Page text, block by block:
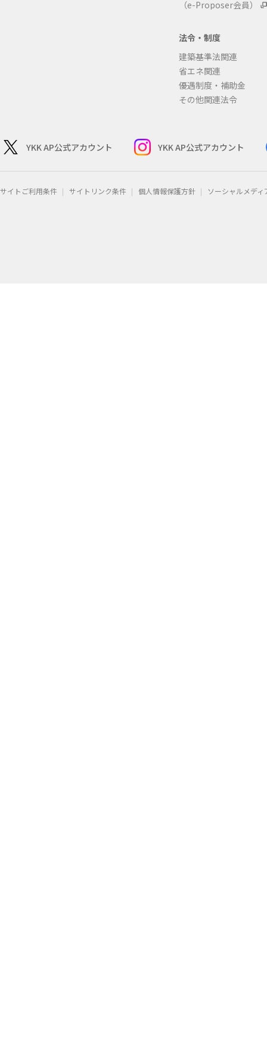
（e-Proposer会員）
法令・制度
建築基準法関連
省エネ関連
優遇制度・補助金
その他関連法令
YKK AP公式アカウント YKK AP公式アカウント
サイトご利用条件 サイトリンク条件 個人情報保護方針 ソーシャルメデ